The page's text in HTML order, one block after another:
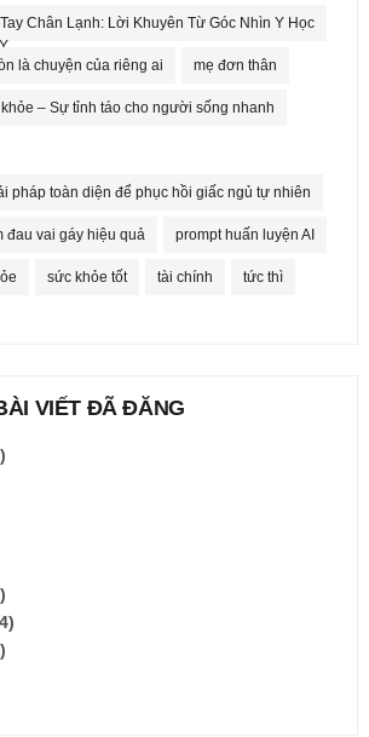
Chân Lạnh: Lời Khuyên Từ Góc Nhìn Y Học
là chuyện của riêng ai
mẹ đơn thân
– Sự tỉnh táo cho người sống nhanh
pháp toàn diện để phục hồi giấc ngủ tự nhiên
đau vai gáy hiệu quả prompt huấn luyện AI
sức khỏe tốt tài chính tức thì
VIẾT ĐÃ ĐĂNG